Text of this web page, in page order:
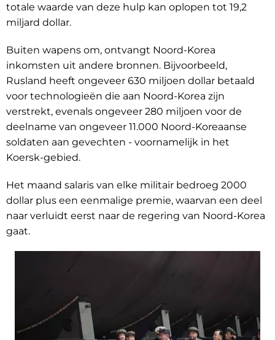
totale waarde van deze hulp kan oplopen tot 19,2
miljard dollar.
Buiten wapens om, ontvangt Noord-Korea
inkomsten uit andere bronnen. Bijvoorbeeld,
Rusland heeft ongeveer 630 miljoen dollar betaald
voor technologieën die aan Noord-Korea zijn
verstrekt, evenals ongeveer 280 miljoen voor de
deelname van ongeveer 11.000 Noord-Koreaanse
soldaten aan gevechten - voornamelijk in het
Koersk-gebied.
Het maand salaris van elke militair bedroeg 2000
dollar plus een eenmalige premie, waarvan een deel
naar verluidt eerst naar de regering van Noord-Korea
gaat.